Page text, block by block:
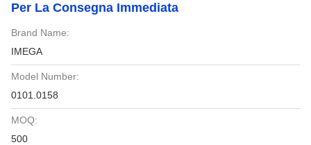
Per La Consegna Immediata
Brand Name:
IMEGA
Model Number:
0101.0158
MOQ:
500